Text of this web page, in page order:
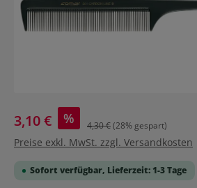
3,10 € % 4,30 €(28% gespart)
Preise exkl. MwSt. zzgl. Versandkosten
Sofort verfügbar, Lieferzeit: 1-3 Tage